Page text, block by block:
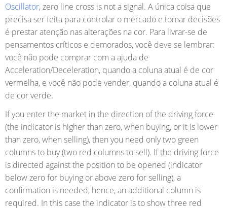
Oscillator, zero line cross is not a signal. A única coisa que
precisa ser feita para controlar o mercado e tomar decisões
é prestar atenção nas alterações na cor. Para livrar-se de
pensamentos críticos e demorados, você deve se lembrar:
você não pode comprar com a ajuda de
Acceleration/Deceleration, quando a coluna atual é de cor
vermelha, e você não pode vender, quando a coluna atual é
de cor verde.
If you enter the market in the direction of the driving force
(the indicator is higher than zero, when buying, or it is lower
than zero, when selling), then you need only two green
columns to buy (two red columns to sell). If the driving force
is directed against the position to be opened (indicator
below zero for buying or above zero for selling), a
confirmation is needed, hence, an additional column is
required. In this case the indicator is to show three red